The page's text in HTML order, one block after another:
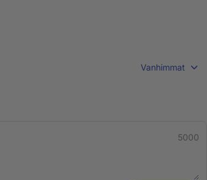
Vanhimmat
5000